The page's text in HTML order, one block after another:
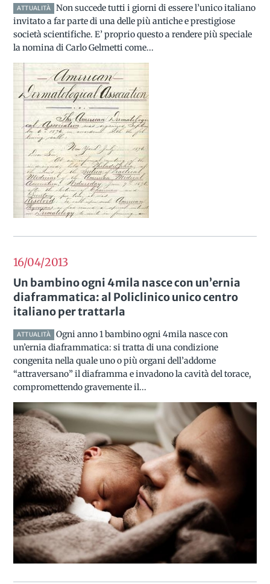
ATTUALITÀ
Non succede tutti i giorni di essere l’unico italiano
invitato a far parte di una delle più antiche e prestigiose
società scientifiche. E’ proprio questo a rendere più speciale
la nomina di Carlo Gelmetti come...
16/042013
Un bambino ogni 4mila nasce con un’ernia
diaframmatica: al Policlinico unico centro
italiano per trattarla
ATTUALITÀ
Ogni anno 1 bambino ogni 4mila nasce con
un’ernia diaframmatica: si tratta di una condizione
congenita nella quale uno o più organi dell’addome
“attraversano” il diaframma e invadono la cavità del torace,
compromettendo gravemente il...